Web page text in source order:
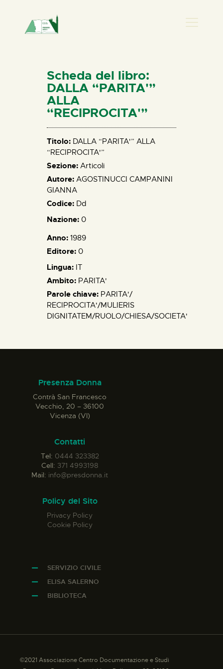
HOME
CHI SIAMO
NEWS
PERCORSI
ELISA SALERNO
CONTATTI
Scheda del libro:
DALLA “PARITA'”
ALLA
“RECIPROCITA'”
Titolo: DALLA “PARITA'” ALLA
“RECIPROCITA'”
Sezione: Articoli
Autore: AGOSTINUCCI CAMPANINI
GIANNA
Codice: Dd
Nazione: 0
Anno: 1989
Editore: 0
Lingua: IT
Ambito: PARITA'
Parole chiave: PARITA'/
RECIPROCITA'/MULIERIS
DIGNITATEM/RUOLO/CHIESA/SOCIETA'
Presenza Donna
Contrà San Francesco
Vecchio, 20 – 36100
Vicenza (VI)
Contatti
Tel: 0444 323382
Cell: 371 4993198
Mail: info@presdonna.it
Policy del Sito
Privacy Policy
Cookie Policy
SERVIZIO CIVILE
ELISA SALERNO
BIBLIOTECA
©2021 Associazione Centro Documentazione e Studi